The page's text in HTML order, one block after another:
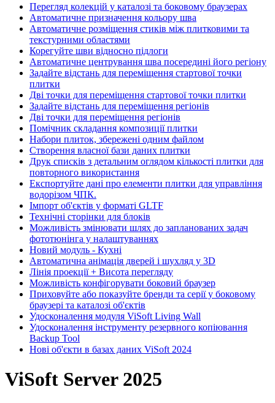
Перегляд колекцій у каталозі та боковому браузерах
Автоматичне призначення кольору шва
Автоматичне розміщення стиків між плитковими та
текстурними областями
Корегуйте шви відносно підлоги
Автоматичне центрування шва посередині його регіону
Задайте відстань для переміщення стартової точки
плитки
Дві точки для переміщення стартової точки плитки
Задайте відстань для переміщення регіонів
Дві точки для переміщення регіонів
Помічник складання композиції плитки
Набори плиток, збережені одним файлом
Створення власної бази даних плитки
Друк списків з детальним оглядом кількості плитки для
повторного використання
Експортуйте дані про елементи плитки для управління
водорізом ЧПК.
Імпорт об'єктів у форматі GLTF
Технічні сторінки для блоків
Можливість змінювати шлях до запланованих задач
фототюнінга у налаштуваннях
Новий модуль - Кухні
Автоматична анімація дверей і шухляд у 3D
Лінія проекції + Висота перегляду
Можливість конфігорувати боковий браузер
Приховуйте або показуйте бренди та серії у боковому
браузері та каталозі об'єктів
Удосконалення модуля ViSoft Living Wall
Удосконалення інструменту резервного копіювання
Backup Tool
Нові об'єкти в базах даних ViSoft 2024
ViSoft Server 2025